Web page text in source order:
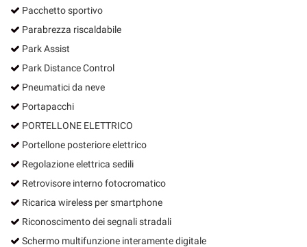
Pacchetto sportivo
Parabrezza riscaldabile
Park Assist
Park Distance Control
Pneumatici da neve
Portapacchi
PORTELLONE ELETTRICO
Portellone posteriore elettrico
Regolazione elettrica sedili
Retrovisore interno fotocromatico
Ricarica wireless per smartphone
Riconoscimento dei segnali stradali
Schermo multifunzione interamente digitale